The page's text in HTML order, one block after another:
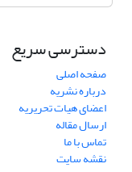
دسترسی سریع
صفحه اصلی
درباره نشریه
اعضای هیات تحریریه
ارسال مقاله
تماس با ما
نقشه سایت